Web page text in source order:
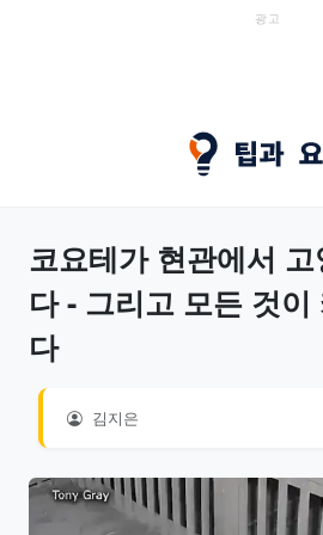
광고
코요테가 현관에서
다 - 그리고 모든 것이
다
김지은